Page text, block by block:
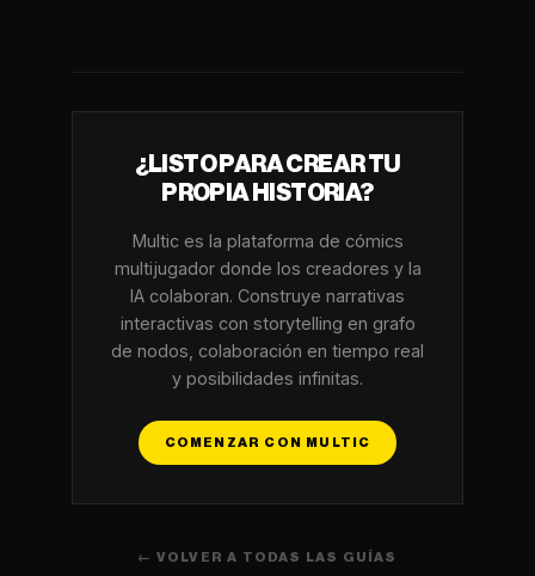
¿LISTO PARA CREAR TU
PROPIA HISTORIA?
Multic es la plataforma de cómics
multijugador donde los creadores y la
IA colaboran. Construye narrativas
interactivas con storytelling en grafo
de nodos, colaboración en tiempo real
y posibilidades infinitas.
COMENZAR CON MULTIC
← VOLVER A TODAS LAS GUÍAS